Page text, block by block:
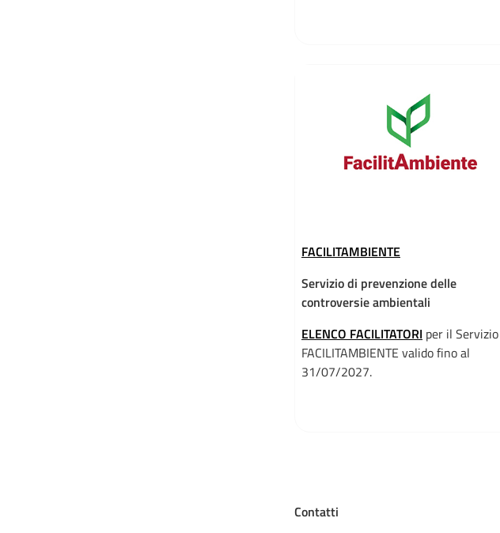
FACILITAMBIENTE
Servizio di prevenzione delle
controversie ambientali
ELENCO FACILITATORI per il Servizio
FACILITAMBIENTE valido fino al
31/07/2027.
Contatti